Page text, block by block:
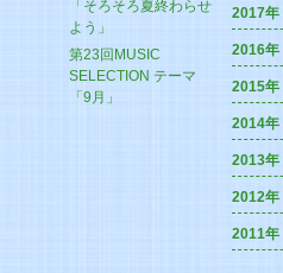
「そろそろ夏終わらせ
よう」
第23回MUSIC
SELECTION テーマ
「9月」
2017年
2016年
2015年
2014年
2013年
2012年
2011年